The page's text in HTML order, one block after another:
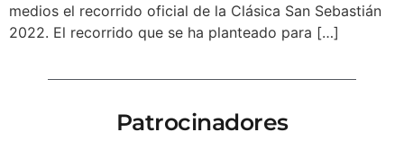
medios el recorrido oficial de la Clásica San Sebastián
2022. El recorrido que se ha planteado para […]
Patrocinadores